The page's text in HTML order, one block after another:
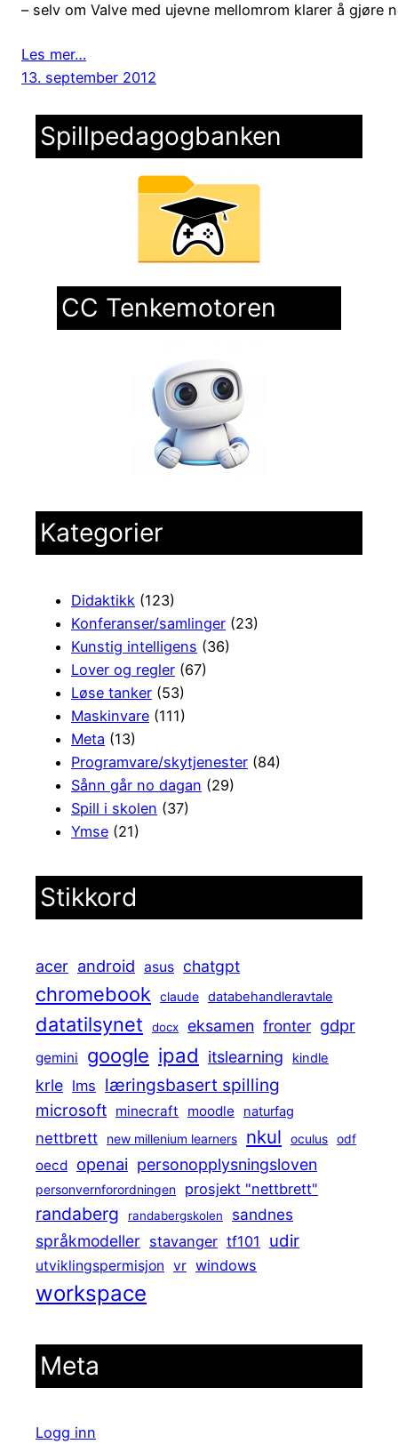
– selv om Valve med ujevne mellomrom klarer å gjøre
Les mer…
13. september 2012
Spillpedagogbanken
CC Tenkemotoren
Kategorier
Didaktikk (123)
Konferanser/samlinger (23)
Kunstig intelligens (36)
Lover og regler (67)
Løse tanker (53)
Maskinvare (111)
Meta (13)
Programvare/skytjenester (84)
Sånn går no dagan (29)
Spill i skolen (37)
Ymse (21)
Stikkord
acer android asus chatgpt
chromebook claude databehandleravtale
datatilsynet docx eksamen fronter gdpr
gemini google ipad itslearning kindle
krle lms læringsbasert spilling
microsoft minecraft moodle naturfag
nettbrett new millenium learners nkul oculus odf
oecd openai personopplysningsloven
personvernforordningen prosjekt "nettbrett"
randaberg randabergskolen
sandnes
språkmodeller stavanger tf101 udir
utviklingspermisjon vr windows
workspace
Meta
Logg inn